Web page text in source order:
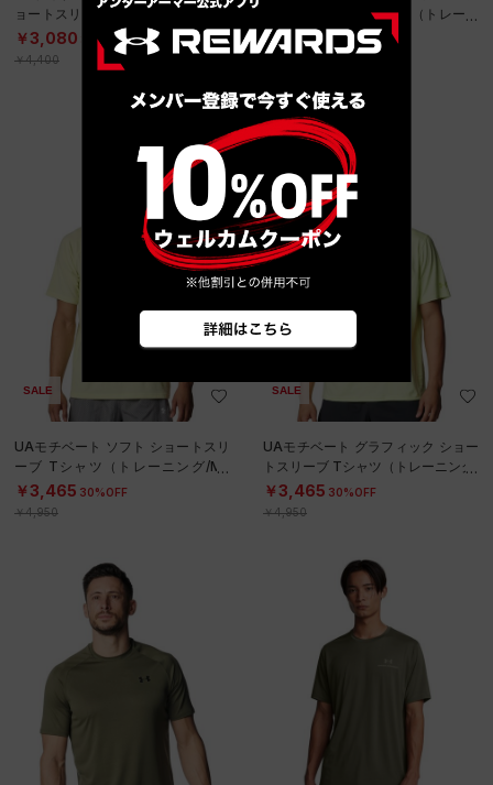
ョートスリーブ Tシャツ（トレーニ
ング/MEN）
￥3,080
30%OFF
￥4,400
ョートスリーブ Tシャツ（トレーニ
ング/MEN）
￥3,080
30%OFF
SALE
UAモチベート ソフト ショートスリ
ーブ Tシャツ（トレーニング/ME
N）
￥3,465 30%OFF
￥4,950
SALE
UAモチベート グラフィック ショー
トスリーブ Tシャツ（トレーニング/
MEN）
￥3,465 30%OFF
￥4,950